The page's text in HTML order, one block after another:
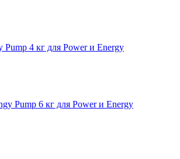
Pump 4 кг для Power и Energy